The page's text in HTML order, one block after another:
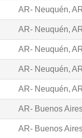
AR- Neuquén,
AR- Neuquén,
AR- Neuquén,
AR- Neuquén,
AR- Neuquén,
AR- Buenos
AR- Buenos